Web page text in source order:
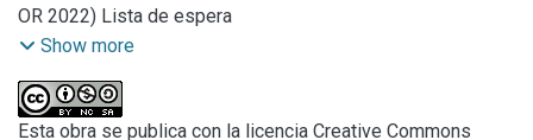
OR 2022) Lista de espera
- Anexo III: Becas de Entrenamiento Orientadas (BENTRE-
- Anexo IV: Convenio Específico a suscribirse con
FREBA/PROINGED
Show more
Esta obra se publica con la licencia Creative Commons